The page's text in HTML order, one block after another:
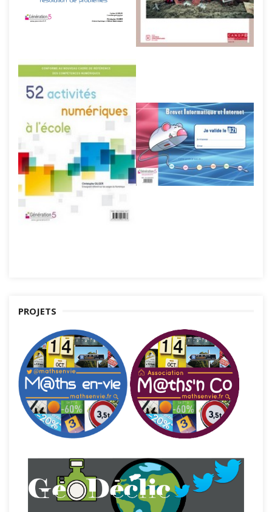
PROJETS